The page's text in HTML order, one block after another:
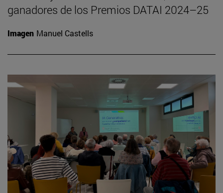
ganadores de los Premios DATAI 2024–25
Imagen Manuel Castells